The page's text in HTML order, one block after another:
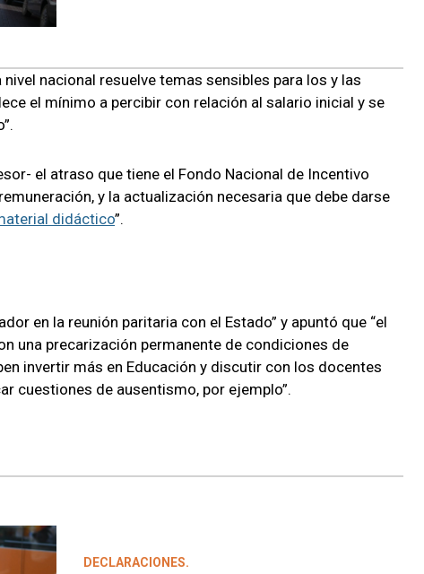
nacional resuelve temas sensibles para los y las
el mínimo a percibir con relación al salario inicial y se
el atraso que tiene el Fondo Nacional de Incentivo
y la actualización necesaria que debe darse
didáctico”.
en la reunión paritaria con el Estado” y apuntó que “el
una precarización permanente de condiciones de
invertir más en Educación y discutir con los docentes
cuestiones de ausentismo, por ejemplo”.
DECLARACIONES.